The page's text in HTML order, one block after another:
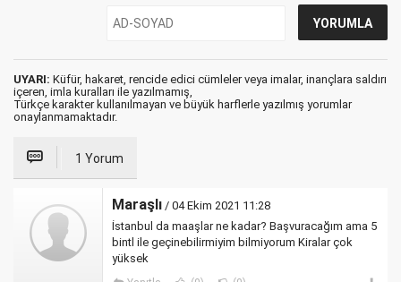
UYARI: Küfür, hakaret, rencide edici cümleler veya imalar, inançlara saldırı
içeren, imla kuralları ile yazılmamış,
Türkçe karakter kullanılmayan ve büyük harflerle yazılmış yorumlar
onaylanmamaktadır.
1 Yorum
Maraşlı / 04 Ekim 2021 11:28
İstanbul da maaşlar ne kadar? Başvuracağım ama 5
bintl ile geçinebilirmiyim bilmiyorum Kiralar çok
yüksek